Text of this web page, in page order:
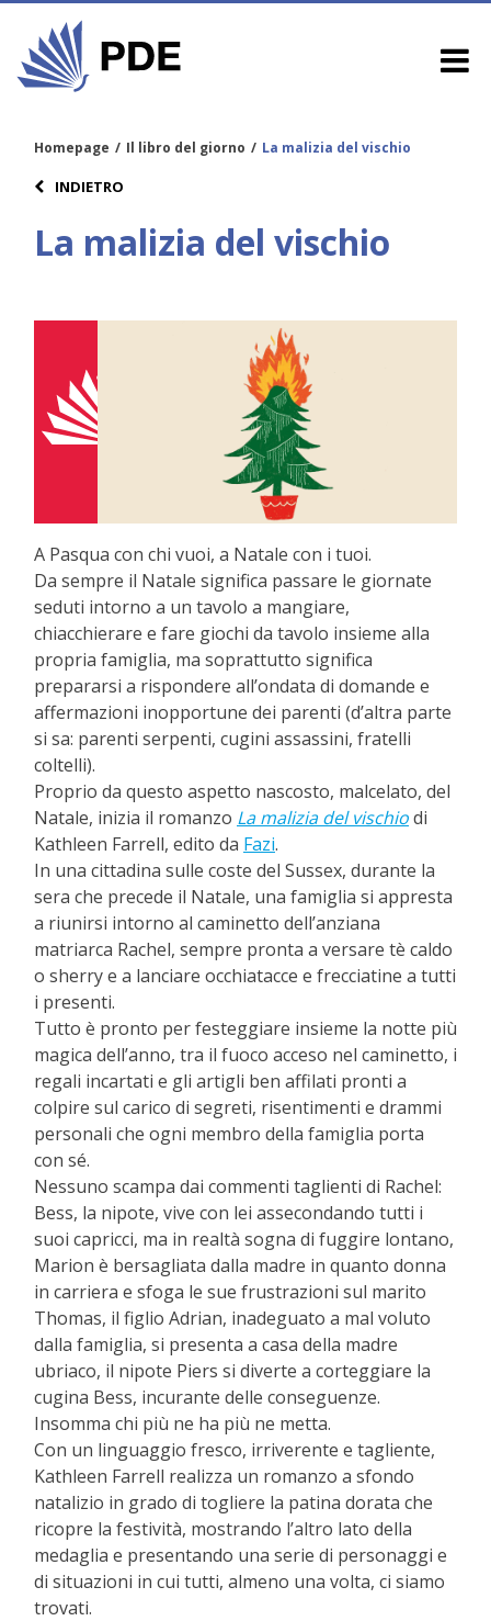
Homepage / Il libro del giorno / La malizia del vischio
INDIETRO
La malizia del vischio
A Pasqua con chi vuoi, a Natale con i tuoi.
Da sempre il Natale significa passare le giornate
seduti intorno a un tavolo a mangiare,
chiacchierare e fare giochi da tavolo insieme alla
propria famiglia, ma soprattutto significa
prepararsi a rispondere all’ondata di domande e
affermazioni inopportune dei parenti (d’altra parte
si sa: parenti serpenti, cugini assassini, fratelli
coltelli).
Proprio da questo aspetto nascosto, malcelato, del
Natale, inizia il romanzo La malizia del vischiodi
Kathleen Farrell, edito da Fazi.
In una cittadina sulle coste del Sussex, durante la
sera che precede il Natale, una famiglia si appresta
a riunirsi intorno al caminetto dell’anziana
matriarca Rachel, sempre pronta a versare tè caldo
o sherry e a lanciare occhiatacce e frecciatine a tutti
i presenti.
Tutto è pronto per festeggiare insieme la notte più
magica dell’anno, tra il fuoco acceso nel caminetto, i
regali incartati e gli artigli ben affilati pronti a
colpire sul carico di segreti, risentimenti e drammi
personali che ogni membro della famiglia porta
con sé.
Nessuno scampa dai commenti taglienti di Rachel:
Bess, la nipote, vive con lei assecondando tutti i
suoi capricci, ma in realtà sogna di fuggire lontano,
Marion è bersagliata dalla madre in quanto donna
in carriera e sfoga le sue frustrazioni sul marito
Thomas, il figlio Adrian, inadeguato a mal voluto
dalla famiglia, si presenta a casa della madre
ubriaco, il nipote Piers si diverte a corteggiare la
cugina Bess, incurante delle conseguenze.
Insomma chi più ne ha più ne metta.
Con un linguaggio fresco, irriverente e tagliente,
Kathleen Farrell realizza un romanzo a sfondo
natalizio in grado di togliere la patina dorata che
ricopre la festività, mostrando l’altro lato della
medaglia e presentando una serie di personaggi e
di situazioni in cui tutti, almeno una volta, ci siamo
trovati.